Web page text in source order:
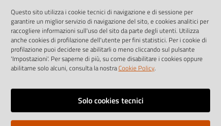
I dati personali pubblicati sono riutilizzabili solo alle condizioni
previste dalla direttiva comunitaria 2003/98/CE e dal d.lgs.
36/2006
Vai alla pagina
Note legali
Questo sito utilizza i cookie tecnici di navigazione e di sessione per
garantire un miglior servizio di navigazione del sito, e cookies analitici per
raccogliere informazioni sull'uso del sito da parte degli utenti. Utilizza
anche cookies di profilazione dell'utente per fini statistici. Per i cookie di
profilazione puoi decidere se abilitarli o meno cliccando sul pulsante
'Impostazioni'. Per saperne di più, su come disabilitare i cookies oppure
abilitarne solo alcuni, consulta la nostraCookie Policy.
Solo cookies tecnici